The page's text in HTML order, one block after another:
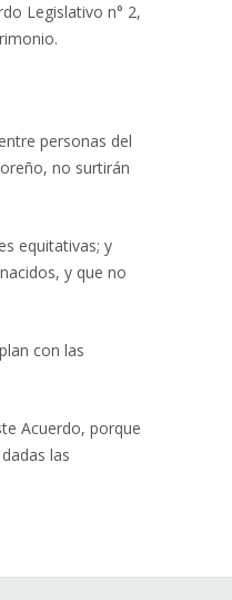
Legislativo n° 2,
personas del
no surtirán
equitativas; y
y que no
con las
Acuerdo, porque
las